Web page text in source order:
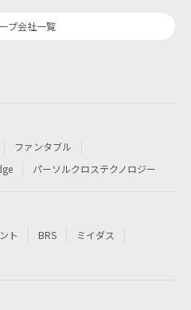
プ会社一覧
ファンタブル
パーソルクロステクノロジー
ト BRS
ミイダス